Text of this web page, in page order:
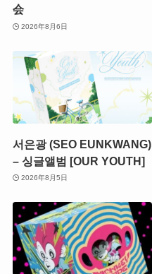
会
2026年8月6日
서은광 (SEO EUNKWANG)
– 싱글앨범 [OUR YOUTH]
2026年8月5日